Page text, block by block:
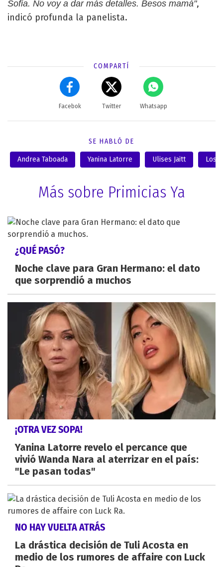
Sofia. No voy a dar más detalles. Besos mamá",
indicó profunda la panelista.
COMPARTÍ
Facebok Twitter Whatsapp
SE HABLÓ DE
Andrea Taboada Yanina Latorre Ulises Jaitt Los
Más sobre Primicias Ya
¿QUÉ PASÓ?
Noche clave para Gran Hermano: el dato
que sorprendió a muchos
¡OTRA VEZ SOPA!
Yanina Latorre revelo el percance que
vivió Wanda Nara al aterrizar en el país:
"Le pasan todas"
NO HAY VUELTA ATRÁS
La drástica decisión de Tuli Acosta en
medio de los rumores de affaire con Luck